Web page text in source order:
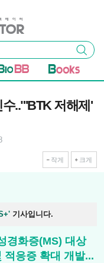
검색
.."'BTK 저해제'
작게 크게
기사입니다.
경화증(MS) 대상
적응증 확대 개발...